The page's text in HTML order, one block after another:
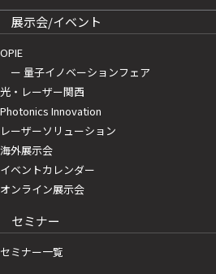
展示会/イベント
OPIE
ー 量子イノベーションフェア
光・レーザー関西
Photonics Innovation
レーザーソリューション
海外展示会
イベントカレンダー
オンライン展示会
セミナー
セミナー一覧